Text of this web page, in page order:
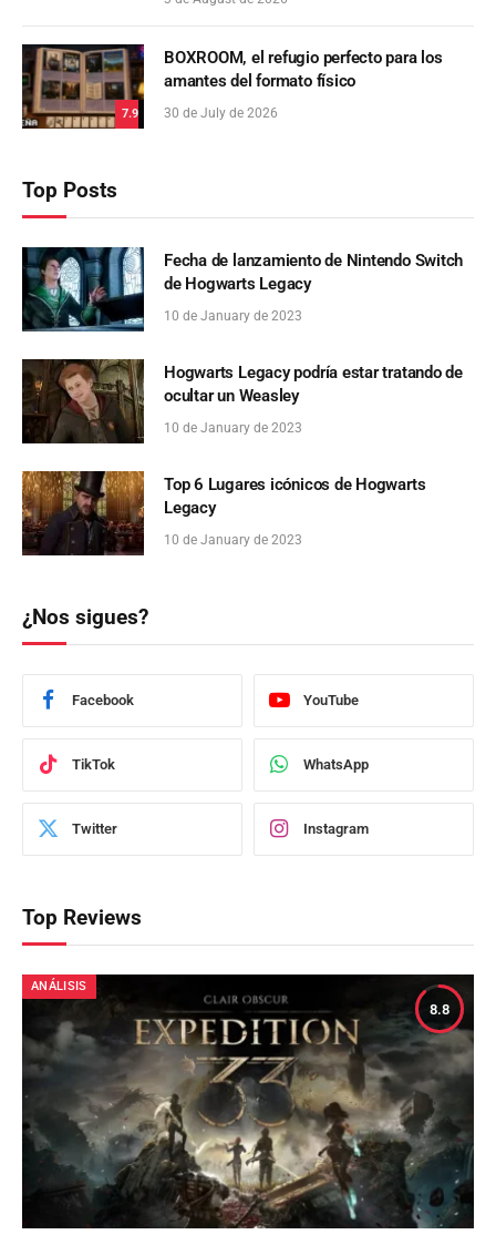
7.9
BOXROOM, el refugio perfecto para los
amantes del formato físico
30 de July de 2026
Top Posts
Fecha de lanzamiento de Nintendo Switch
de Hogwarts Legacy
10 de January de 2023
Hogwarts Legacy podría estar tratando de
ocultar un Weasley
10 de January de 2023
Top 6 Lugares icónicos de Hogwarts
Legacy
10 de January de 2023
¿Nos sigues?
Facebook YouTube
TikTok WhatsApp
Twitter Instagram
Top Reviews
8.8
ANÁLISIS